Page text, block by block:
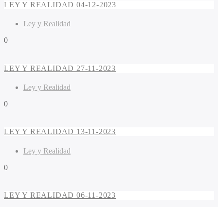
LEY Y REALIDAD 04-12-2023
Ley y Realidad
0
LEY Y REALIDAD 27-11-2023
Ley y Realidad
0
LEY Y REALIDAD 13-11-2023
Ley y Realidad
0
LEY Y REALIDAD 06-11-2023